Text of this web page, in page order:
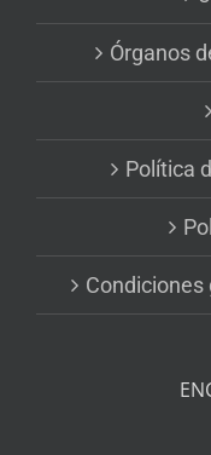
Órganos
Política